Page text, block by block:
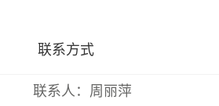
联系方式
联系人：周丽萍